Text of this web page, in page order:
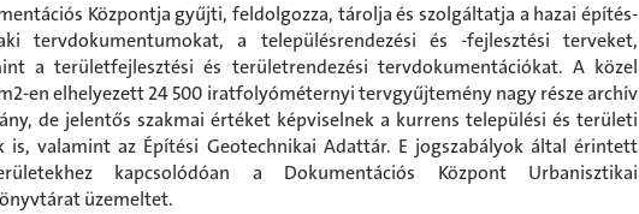
Központja gyűjti, feldolgozza, tárolja és szolgáltatja a hazai építés-
tervdokumentumokat, a településrendezési és -fejlesztési terveket,
a területfejlesztési és területrendezési tervdokumentációkat. A közel
en elhelyezett 24 500 iratfolyóméternyi tervgyűjtemény nagy része archív
de jelentős szakmai értéket képviselnek a kurrens települési és területi
is, valamint az Építési Geotechnikai Adattár. E jogszabályok által érintett
kapcsolódóan a Dokumentációs Központ Urbanisztikai
üzemeltet.